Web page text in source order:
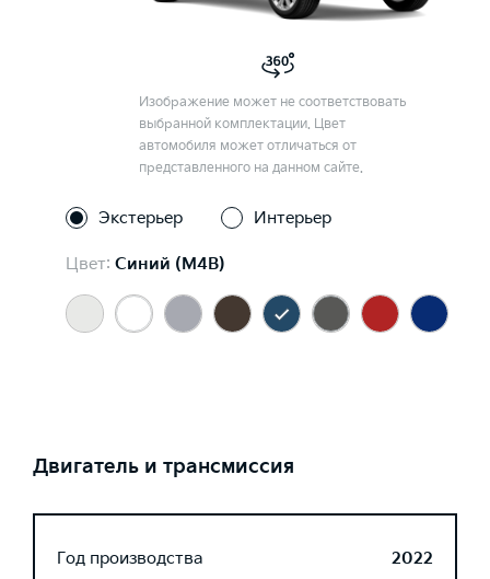
Изображение может не соответствовать
выбранной комплектации. Цвет
автомобиля может отличаться от
представленного на данном сайте.
Экстерьер Интерьер
Цвет: Синий (M4B)
Двигатель и трансмиссия
Год производства
2022